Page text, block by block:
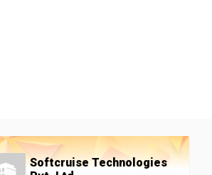
Softcruise Technologies